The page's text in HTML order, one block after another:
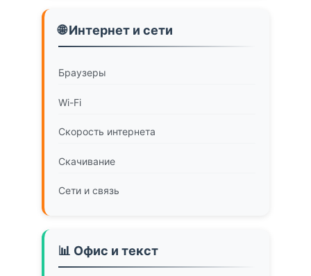
🌐 Интернет и сети
Браузеры
Wi-Fi
Скорость интернета
Скачивание
Сети и связь
📊 Офис и текст